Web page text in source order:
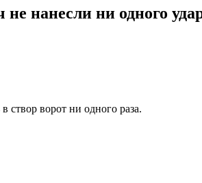
ни одного
ворот ни одного раза.